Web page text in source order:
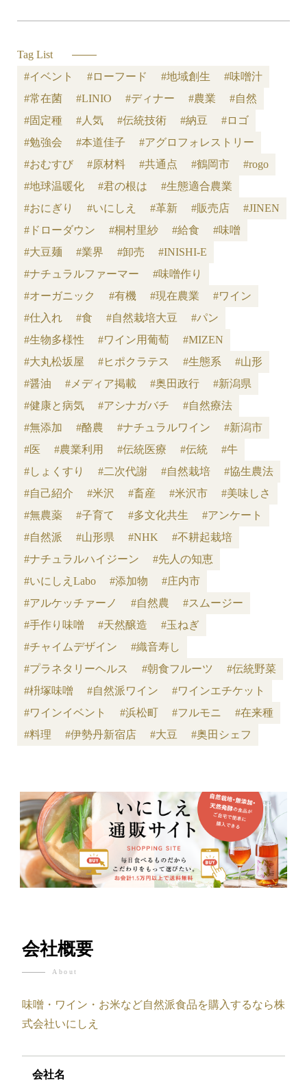
Tag List
#イベント
#ローフード #地域創生
#味噌汁
#常在菌
#LINIO #ディナー #農業
#自然
#固定種
#人気 #伝統技術 #納豆
#ロゴ
#勉強会
#本道佳子
#アグロフォレストリー
#おむすび
#原材料 #共通点 #鶴岡市
#rogo
#地球温暖化
#君の根は
#生態適合農業
#おにぎり
#いにしえ #革新 #販売店
#JINEN
#ドローダウン
#桐村里紗 #給食
#味噌
#大豆麺
#業界 #卸売
#INISHI-E
#ナチュラルファーマー
#味噌作り
#オーガニック
#有機 #現在農業
#ワイン
#仕入れ
#食 #自然栽培大豆
#パン
#生物多様性
#ワイン用葡萄
#MIZEN
#大丸松坂屋
#ヒポクラテス #生態系
#山形
#醤油
#メディア掲載 #奥田政行
#新潟県
#健康と病気
#アシナガバチ
#自然療法
#無添加
#酪農 #ナチュラルワイン
#新潟市
#医
#農業利用 #伝統医療 #伝統
#牛
#しょくすり
#二次代謝 #自然栽培
#協生農法
#自己紹介
#米沢 #畜産 #米沢市
#美味しさ
#無農薬
#子育て #多文化共生
#アンケート
#自然派
#山形県 #NHK
#不耕起栽培
#ナチュラルハイジーン
#先人の知恵
#いにしえLabo
#添加物
#庄内市
#アルケッチァーノ
#自然農
#スムージー
#手作り味噌
#天然醸造
#玉ねぎ
#チャイムデザイン
#織音寿し
#プラネタリーヘルス
#朝食フルーツ
#伝統野菜
#枡塚味噌
#自然派ワイン
#ワインエチケット
#ワインイベント
#浜松町 #フルモニ
#在来種
#料理
#伊勢丹新宿店 #大豆 #奥田シェフ
会社概要
About
味噌・ワイン・お米など自然派食品を購入するなら株
式会社いにしえ
会社名